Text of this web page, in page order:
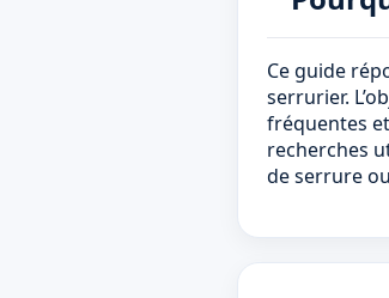
Ce guide
serrurier.
fréquentes
recherches
de serrure